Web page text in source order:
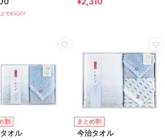
で8%OFF
割
オル
まとめ割
今治タオル